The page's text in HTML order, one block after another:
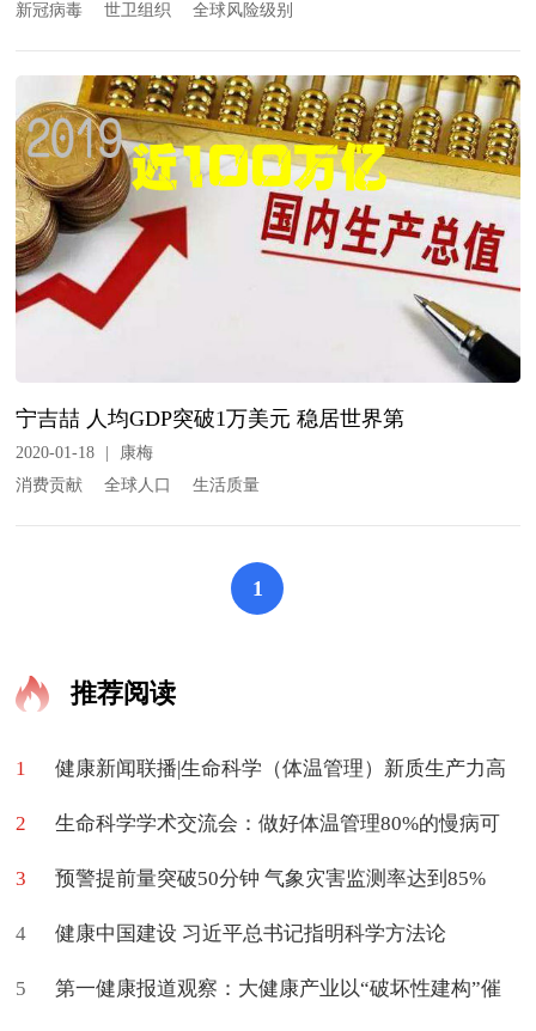
新冠病毒
世卫组织 全球风险级别
宁吉喆 人均GDP突破1万美元 稳居世界第
2020-01-18 |
康梅
消费贡献
全球人口 生活质量
1
推荐阅读
1 健康新闻联播|生命科学（体温管理）新质生产力高
质量学术交流会在京举办
2 生命科学学术交流会：做好体温管理80%的慢病可
促进治愈
3 预警提前量突破50分钟 气象灾害监测率达到85%
4 健康中国建设 习近平总书记指明科学方法论
5 第一健康报道观察：大健康产业以“破坏性建构”催